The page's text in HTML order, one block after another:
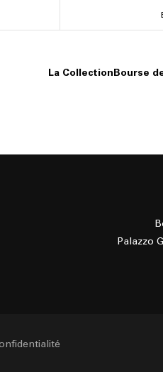
La CollectionBourse
Palazzo